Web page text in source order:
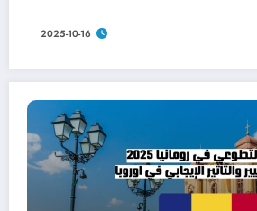
2025-10-16